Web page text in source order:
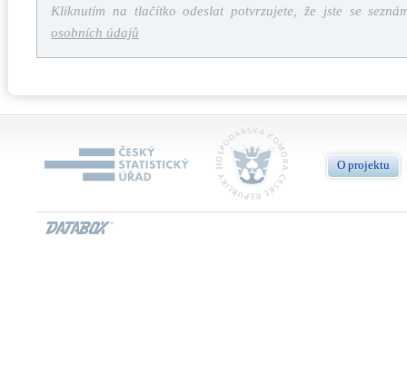
Kliknutím na tlačítko odeslat potvrzujete, že jste se
osobních údajů
O projektu